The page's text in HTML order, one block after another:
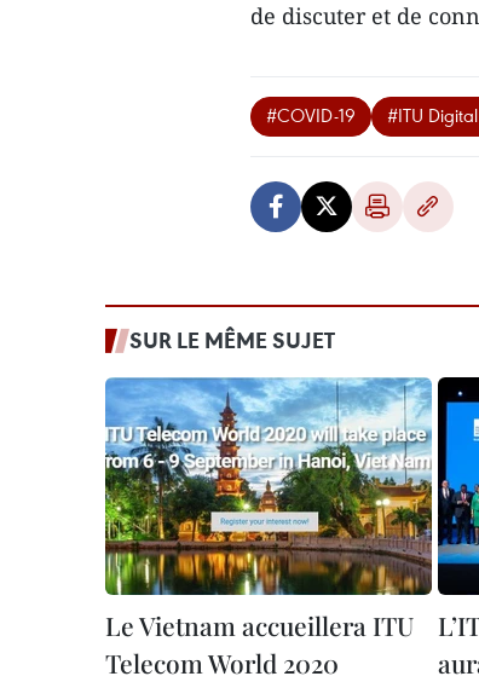
de discuter et de
#COVID-19 #ITU
SUR LE MÊME SUJET
Le Vietnam accueillera ITU
Telecom World 2020